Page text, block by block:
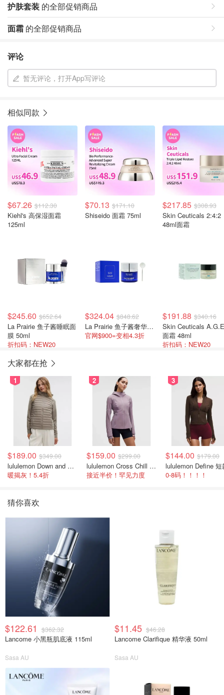
护肤套装 的全部促销商品
面霜 的全部促销商品
评论
暂无评论，打开App写评论
相似同款
$67.26 $112.30
Kiehl's 高保湿面霜
125ml
$70.13 $171.10
Shiseido 面霜 75ml
$217.85 $308.93
Skin Ceuticals 2:4:2
48ml面霜
$245.60 $652.64
La Prairie 鱼子酱睡眠面
膜 50ml
折扣码：NEW20
$324.04 $848.62
La Prairie 鱼子酱奢华面霜 50ML
官网$900=变相4.3折
$191.88 $340.16
Skin Ceuticals A.G.E.
面霜 48ml
折扣码：NEW20
大家都在抢
1
$189.00 $349.00
lululemon Down and Around 羽绒夹克
暖揭灰！5.4折
2
$159.00 $299.00
lululemon Cross Chill 女士运动外套
接近半价！罕见力度
3
$144.00 $179.00
0-8码！！！！
猜你喜欢
$122.61 $362.32
Lancome 小黑瓶肌底液 115ml
Sasa AU
$11.45 $46.28
Lancome Clarifique 精华液 50ml
Sasa AU